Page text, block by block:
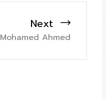
Next
Mohamed Ahmed